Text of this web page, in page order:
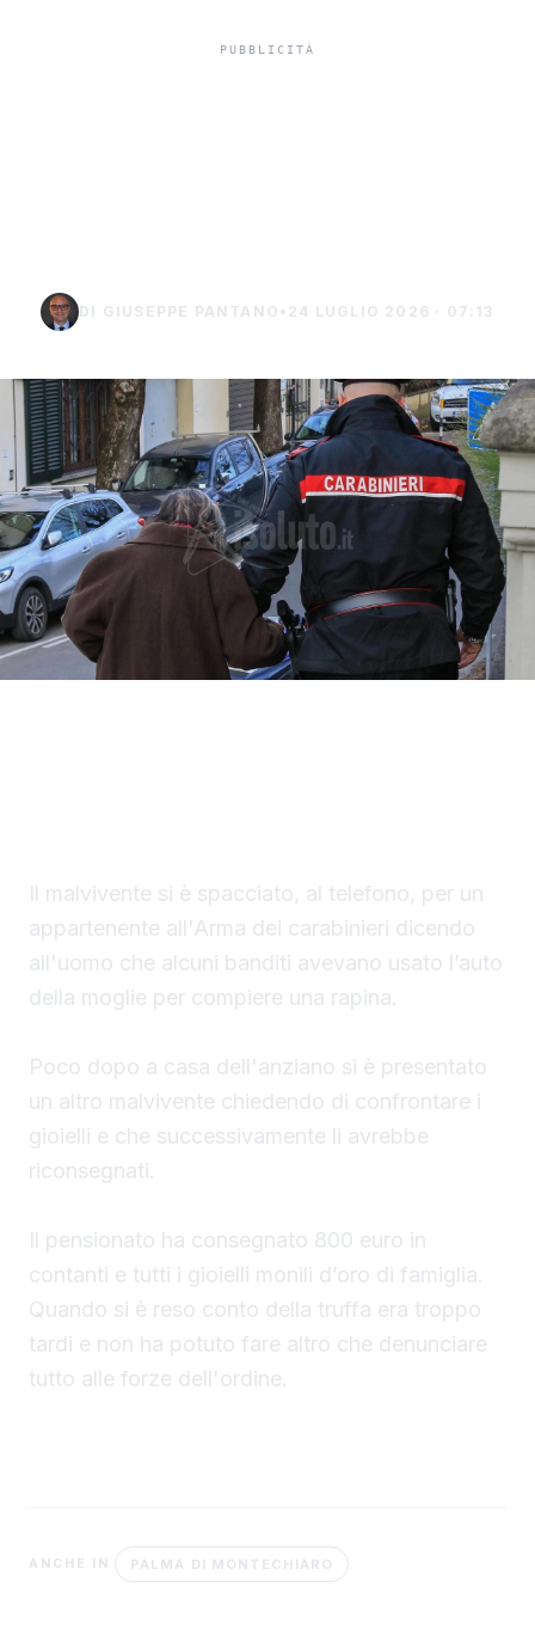
DI GIUSEPPE PANTANO • 24 LUGLIO 2026 · 07:13
Il malvivente si è spacciato, al telefono, per un
appartenente all'Arma dei carabinieri dicendo
all'uomo che alcuni banditi avevano usato l’auto
della moglie per compiere una rapina.
Poco dopo a casa dell'anziano si è presentato
un altro malvivente chiedendo di confrontare i
gioielli e che successivamente li avrebbe
riconsegnati.
Il pensionato ha consegnato 800 euro in
contanti e tutti i gioielli monili d’oro di famiglia.
Quando si è reso conto della truffa era troppo
tardi e non ha potuto fare altro che denunciare
tutto alle forze dell'ordine.
ANCHE IN PALMA DI MONTECHIARO